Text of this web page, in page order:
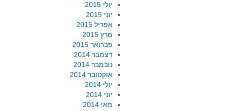
יולי 2015
יוני 2015
אפריל 2015
מרץ 2015
פברואר 2015
דצמבר 2014
נובמבר 2014
אוקטובר 2014
יולי 2014
יוני 2014
מאי 2014